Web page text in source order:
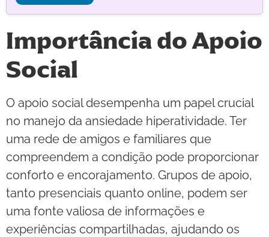
Importância do Apoio
Social
O apoio social desempenha um papel crucial
no manejo da ansiedade hiperatividade. Ter
uma rede de amigos e familiares que
compreendem a condição pode proporcionar
conforto e encorajamento. Grupos de apoio,
tanto presenciais quanto online, podem ser
uma fonte valiosa de informações e
experiências compartilhadas, ajudando os